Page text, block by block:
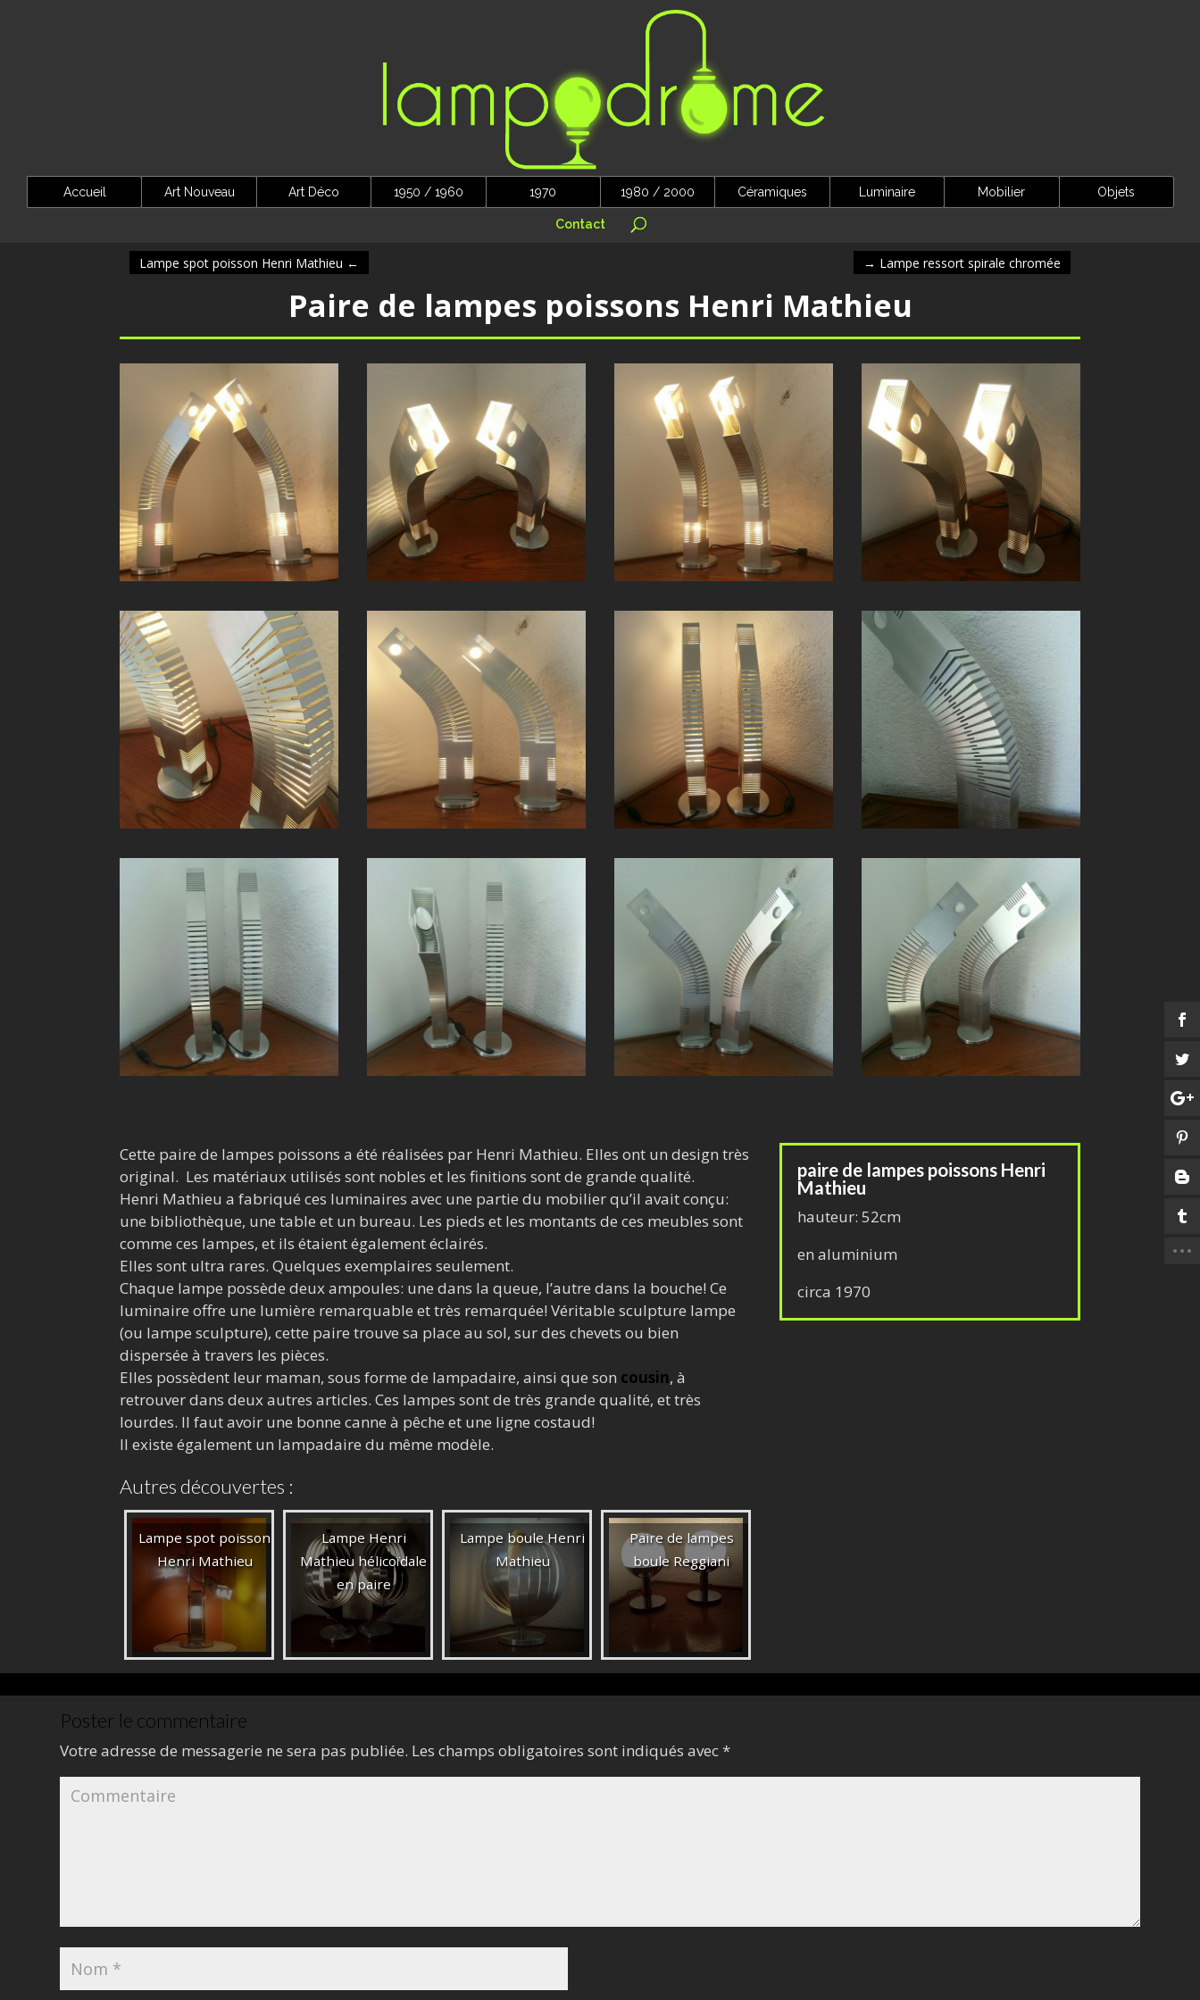
Accueil Art Nouveau Art Déco 1950 / 1960 1970 1980 / 2000 Céramiques Luminaire Mobilier Objets
Contact
Lampe spot poisson Henri Mathieu ← → Lampe ressort spirale chromée
Paire de lampes poissons Henri Mathieu
Cette paire de lampes poissons a été réalisées par Henri Mathieu. Elles ont un design très
original. Les matériaux utilisés sont nobles et les finitions sont de grande qualité.
Henri Mathieu a fabriqué ces luminaires avec une partie du mobilier qu’il avait conçu:
une bibliothèque, une table et un bureau. Les pieds et les montants de ces meubles sont
comme ces lampes, et ils étaient également éclairés.
Elles sont ultra rares. Quelques exemplaires seulement.
Chaque lampe possède deux ampoules: une dans la queue, l’autre dans la bouche! Ce
luminaire offre une lumière remarquable et très remarquée! Véritable sculpture lampe
(ou lampe sculpture), cette paire trouve sa place au sol, sur des chevets ou bien
dispersée à travers les pièces.
Elles possèdent leur maman, sous forme de lampadaire, ainsi que son cousin, à
retrouver dans deux autres articles. Ces lampes sont de très grande qualité, et très
lourdes. Il faut avoir une bonne canne à pêche et une ligne costaud!
Il existe également un lampadaire du même modèle.
paire de lampes poissons Henri
Mathieu
hauteur: 52cm
en aluminium
circa 1970
Autres découvertes :
Lampe spot poisson
Henri Mathieu
Lampe Henri
Mathieu hélicoïdale
en paire
Lampe boule Henri
Mathieu
Paire de lampes
boule Reggiani
Poster le commentaire
Votre adresse de messagerie ne sera pas publiée. Les champs obligatoires sont indiqués avec*